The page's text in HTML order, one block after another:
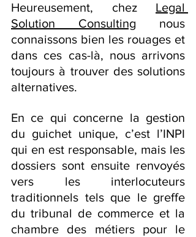
Heureusement, chez Legal
Solution Consulting nous
connaissons bien les rouages et
dans ces cas-là, nous arrivons
toujours à trouver des solutions
alternatives.
En ce qui concerne la gestion
du guichet unique, c’est l’INPI
qui en est responsable, mais les
dossiers sont ensuite renvoyés
vers les interlocuteurs
traditionnels tels que le greffe
du tribunal de commerce et la
chambre des métiers pour le